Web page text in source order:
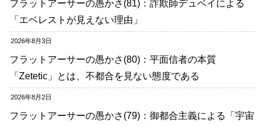
フラットアーサーの愚かさ(81)：詐欺師デュベイによる
「エベレストが見えない理由」
2026年8月3日
フラットアーサーの愚かさ(80)：平面信者の本質
「Zetetic」とは、不都合を見ない態度である
2026年8月2日
フラットアーサーの愚かさ(79)：御都合主義による「宇宙